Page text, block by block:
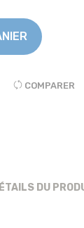
COMPARER
DU